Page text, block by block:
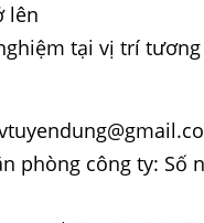
lên
tại vị trí
phòng công ty: Số